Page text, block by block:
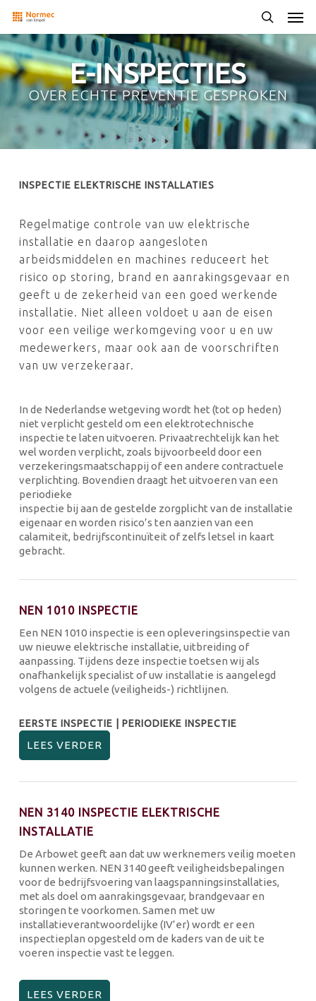
main
content
search
E-INSPECTIES
OVER ECHTE PREVENTIE GESPROKEN
INSPECTIE ELEKTRISCHE INSTALLATIES
Regelmatige controle van uw elektrische
installatie en daarop aangesloten
arbeidsmiddelen en machines reduceert het
risico op storing, brand en aanrakingsgevaar en
geeft u de zekerheid van een goed werkende
installatie. Niet alleen voldoet u aan de eisen
voor een veilige werkomgeving voor u en uw
medewerkers, maar ook aan de voorschriften
van uw verzekeraar.
In de Nederlandse wetgeving wordt het (tot op heden)
niet verplicht gesteld om een elektrotechnische
inspectie te laten uitvoeren. Privaatrechtelijk kan het
wel worden verplicht, zoals bijvoorbeeld door een
verzekeringsmaatschappij of een andere contractuele
verplichting. Bovendien draagt het uitvoeren van een
periodieke
inspectie bij aan de gestelde zorgplicht van de installatie
eigenaar en worden risico’s ten aanzien van een
calamiteit, bedrijfscontinuïteit of zelfs letsel in kaart
gebracht.
NEN 1010 INSPECTIE
Een NEN 1010 inspectie is een opleveringsinspectie van
uw nieuwe elektrische installatie, uitbreiding of
aanpassing. Tijdens deze inspectie toetsen wij als
onafhankelijk specialist of uw installatie is aangelegd
volgens de actuele (veiligheids-) richtlijnen.
EERSTE INSPECTIE | PERIODIEKE INSPECTIE
LEES VERDER
NEN 3140 INSPECTIE ELEKTRISCHE
INSTALLATIE
De Arbowet geeft aan dat uw werknemers veilig moeten
kunnen werken. NEN 3140 geeft veiligheidsbepalingen
voor de bedrijfsvoering van laagspanningsinstallaties,
met als doel om aanrakingsgevaar, brandgevaar en
storingen te voorkomen. Samen met uw
installatieverantwoordelijke (IV’er) wordt er een
inspectieplan opgesteld om de kaders van de uit te
voeren inspectie vast te leggen.
LEES VERDER